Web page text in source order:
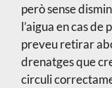
però sense
l’aigua en cas de
preveu retirar
drenatges que
circuli